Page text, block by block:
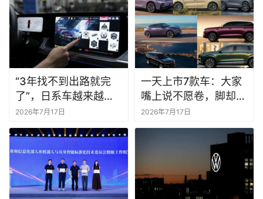
“3年找不到出路就完
了”，日系车越来越像
中国车
2026年7月17日
一天上市7款车：大家
嘴上说不愿卷，脚却不
愿停
2026年7月17日